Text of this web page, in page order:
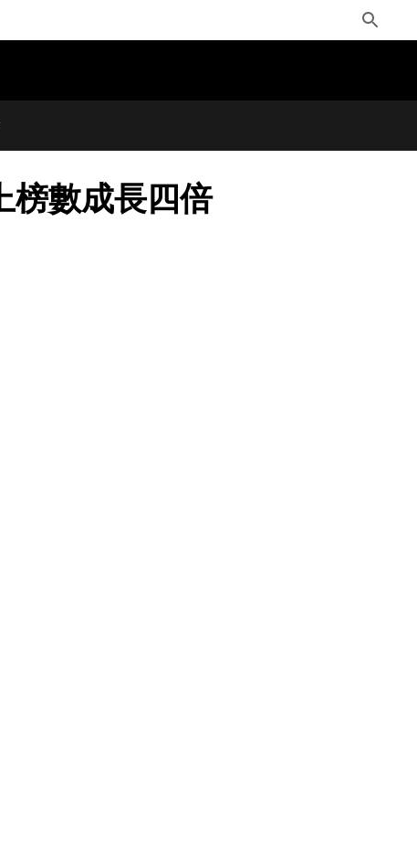
Toggle
Search
榜數成長四倍